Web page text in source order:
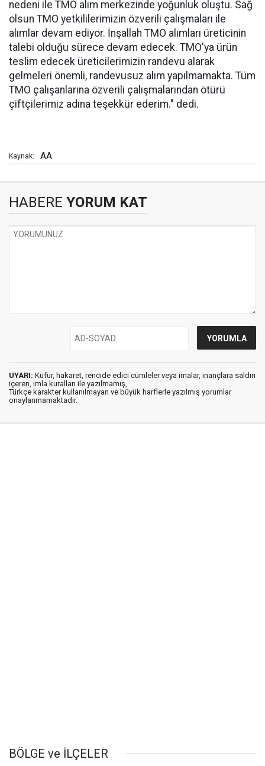
nedeni ile TMO alım merkezinde yoğunluk oluştu. Sağ
olsun TMO yetkililerimizin özverili çalışmaları ile
alımlar devam ediyor. İnşallah TMO alımları üreticinin
talebi olduğu sürece devam edecek. TMO'ya ürün
teslim edecek üreticilerimizin randevu alarak
gelmeleri önemli, randevusuz alım yapılmamakta. Tüm
TMO çalışanlarına özverili çalışmalarından ötürü
çiftçilerimiz adına teşekkür ederim." dedi.
Kaynak: AA
HABERE YORUM KAT
UYARI: Küfür, hakaret, rencide edici cümleler veya imalar, inançlara saldırı
içeren, imla kuralları ile yazılmamış,
Türkçe karakter kullanılmayan ve büyük harflerle yazılmış yorumlar
onaylanmamaktadır.
BÖLGE ve İLÇELER